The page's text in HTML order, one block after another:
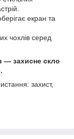
екран та
чохлів серед
— захисне скло
захист,